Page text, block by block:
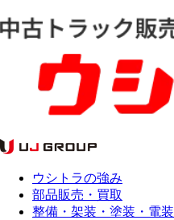
ウシトラの強み
部品販売・買取
整備・架装・塗装・電装